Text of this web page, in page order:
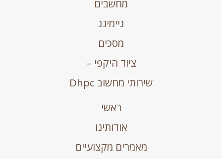
מחשבים
גיימינג
מסכים
ציוד היקפי –
שירותי מחשוב Dhpc
ראשי
אודותינו
מאמרים מקצועיים